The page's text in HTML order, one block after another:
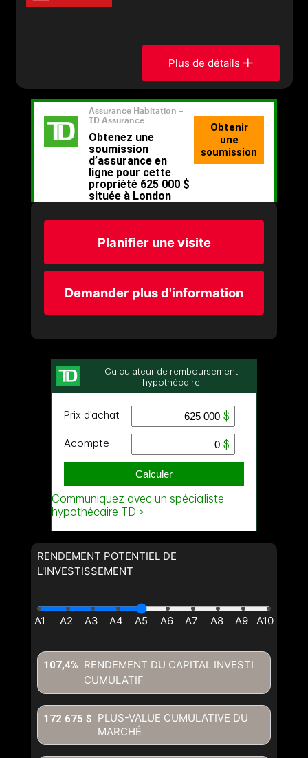
Plus de détails
Planifier une visite
Demander plus d'information
RENDEMENT POTENTIEL DE
L'INVESTISSEMENT
RENDEMENT DU CAPITAL INVESTI
CUMULATIF
107,4%
PLUS-VALUE CUMULATIVE DU
MARCHÉ
172 675 $